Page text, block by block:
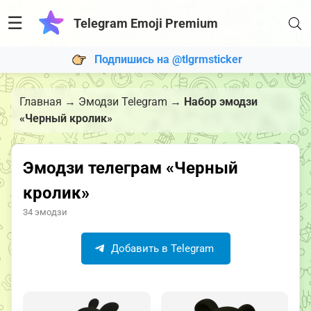
☰ Telegram Emoji Premium
Подпишись на @tlgrmsticker
Главная → Эмодзи Telegram → Набор эмодзи
«Черный кролик»
Эмодзи телеграм «Черный
кролик»
34 эмодзи
Добавить в Telegram